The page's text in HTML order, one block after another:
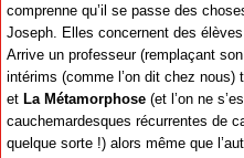
comprenne qu’il se passe des
Joseph. Elles concernent des
Arrive un professeur (remplaçant
intérims (comme l’on dit chez
et La Métamorphose (et l’on ne
cauchemardesques récurrentes de
quelque sorte !) alors même que